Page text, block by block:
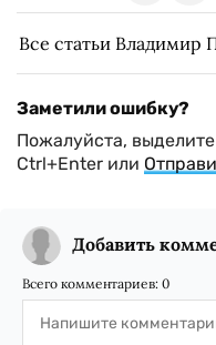
Все статьи Владимир
Заметили ошибку?
Пожалуйста,
Ctrl+Enter или
Добавить
Всего комментариев: 0